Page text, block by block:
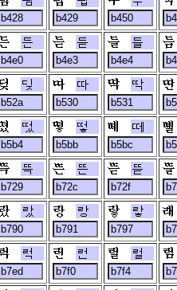
든 듣 들
딪 따 딱
떴 떻 떼
뜩 뜬 뜯
랐 랑 랗
럭 런 럴